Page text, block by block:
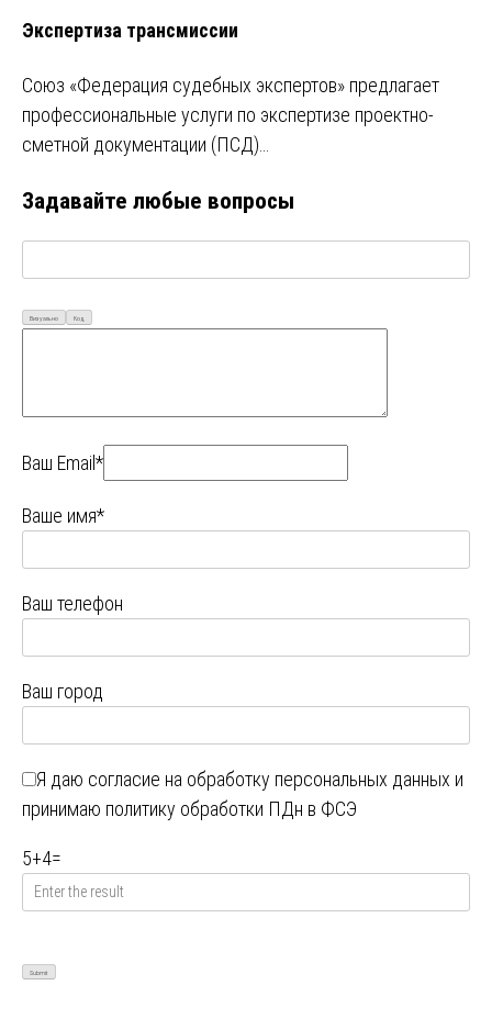
Экспертиза трансмиссии
Союз «Федерация судебных экспертов» предлагает
профессиональные услуги по экспертизе проектно-
сметной документации (ПСД)…
Задавайте любые вопросы
Визуально Код
Ваш Email*
Ваше имя*
Ваш телефон
Ваш город
Я даю согласие на обработку персональных данных и
принимаю политику обработки ПДн в ФСЭ
5+4=